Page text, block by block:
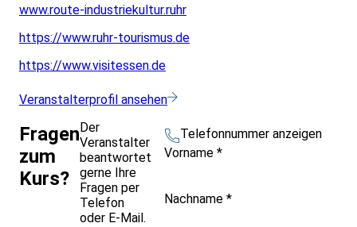
www.route-industriekultur.ruhr
https://www.ruhr-tourismus.de
https://www.visitessen.de
Veranstalterprofil ansehen
Fragen
zum
Kurs?
Der
Veranstalter
beantwortet
gerne Ihre
Fragen per
Telefon
oder E-Mail.
Telefonnummer anzeigen
Vorname *
Nachname *